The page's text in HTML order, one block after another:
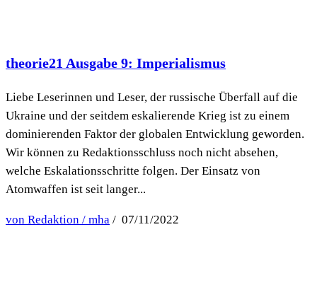
theorie21 Ausgabe 9: Imperialismus
Liebe Leserinnen und Leser, der russische Überfall auf die
Ukraine und der seitdem eskalierende Krieg ist zu einem
dominierenden Faktor der globalen Entwicklung geworden.
Wir können zu Redaktionsschluss noch nicht absehen,
welche Eskalationsschritte folgen. Der Einsatz von
Atomwaffen ist seit langer...
von Redaktion / mha / 07/11/2022